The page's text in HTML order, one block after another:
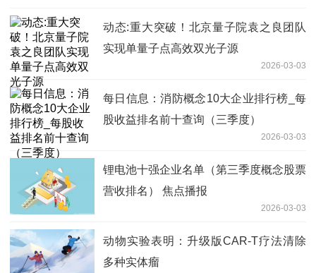
动态:重大突破！北京量子院袁之良团队
实现单量子点高效双光子源
2026-03-03
每日信息：消防概念10大企业排行榜_每
股收益排名前十查询（三季度）
2026-03-03
锂电池十强企业名单（第三季度概念股票
营收排名） 焦点播报
2026-03-03
动物实验表明：升级版CAR-T疗法清除
多种实体瘤